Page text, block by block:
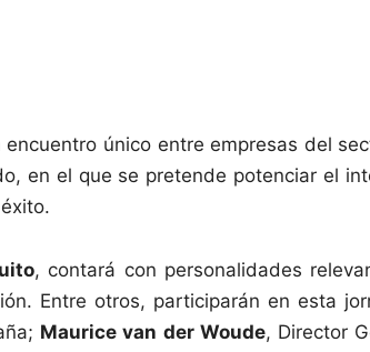
encuentro único entre empresas del
en el que se pretende potenciar el
, contará con personalidades
Entre otros, participarán en esta
Maurice van der Woude, Director